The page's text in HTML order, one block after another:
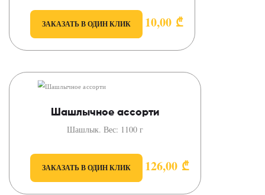
ЗАКАЗАТЬ В ОДИН КЛИК 10,00 ₾
Шашлычное ассорти
Шашлык. Вес: 1100 г
ЗАКАЗАТЬ В ОДИН КЛИК 126,00 ₾